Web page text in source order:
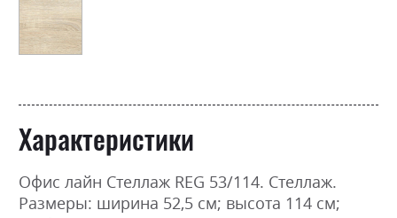
Характеристики
Офис лайн Стеллаж REG 53/114. Стеллаж.
Размеры: ширина 52,5 см; высота 114 см;